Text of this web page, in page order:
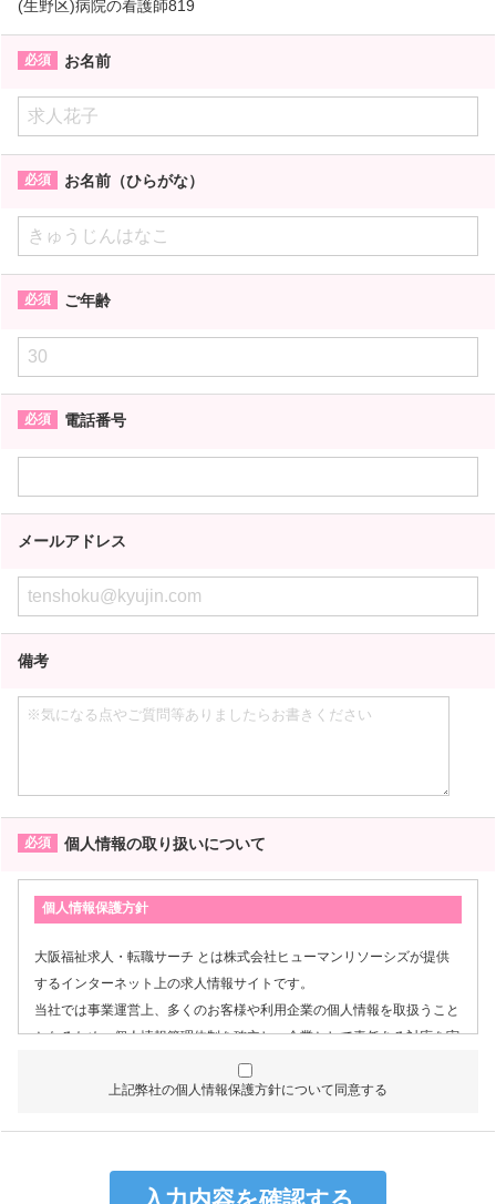
(生野区)病院の看護師819
お名前
お名前（ひらがな）
ご年齢
電話番号
メールアドレス
備考
個人情報の取り扱いについて
個人情報保護方針
大阪福祉求人・転職サーチ とは株式会社ヒューマンリソーシズが提供
するインターネット上の求人情報サイトです。
当社では事業運営上、多くのお客様や利用企業の個人情報を取扱うこと
となるため、個人情報管理体制を確立し、企業として責任ある対応を実
個人情報は、本人の同意なく第三者に提供しません。
上記弊社の個人情報保護方針について同意する